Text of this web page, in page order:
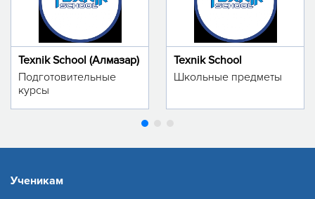
Texnik School (Алмазар)
Подготовительные
курсы
Texnik School
Школьные предметы
Ученикам